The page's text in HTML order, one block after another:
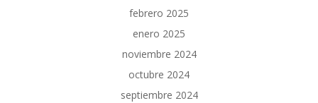
febrero 2025
enero 2025
noviembre 2024
octubre 2024
septiembre 2024